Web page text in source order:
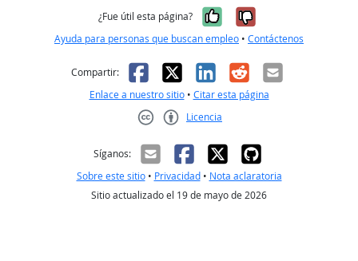
¿Fue útil esta página? Sí, fue útil
No, no fue
Ayuda para personas que buscan empleo • Contáctenos
Compartir: Facebook
X LinkedIn
RedditCorreo
Enlace a nuestro sitio• Citar esta página
Licencia
Síganos:
Sobre este sitio• Privacidad• Nota aclaratoria
Sitio actualizado el 19 de mayo de 2026